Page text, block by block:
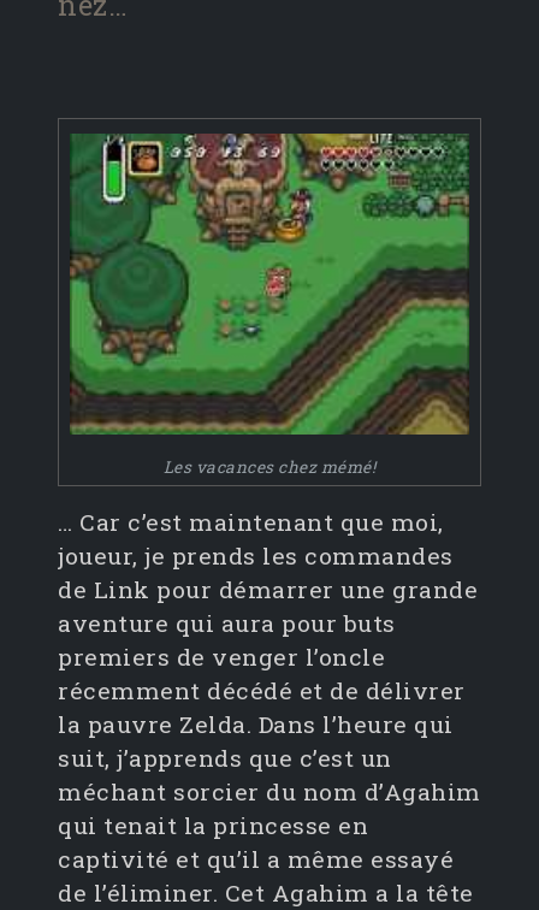
Les vacances chez mémé!
… Car c’est maintenant que moi,
joueur, je prends les commandes
de Link pour démarrer une grande
aventure qui aura pour buts
premiers de venger l’oncle
récemment décédé et de délivrer
la pauvre Zelda. Dans l’heure qui
suit, j’apprends que c’est un
méchant sorcier du nom d’Agahim
qui tenait la princesse en
captivité et qu’il a même essayé
de l’éliminer. Cet Agahim a la tête